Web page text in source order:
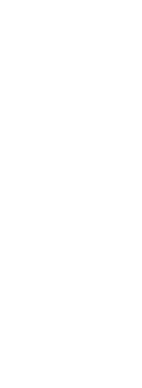
El campo
su
campaña